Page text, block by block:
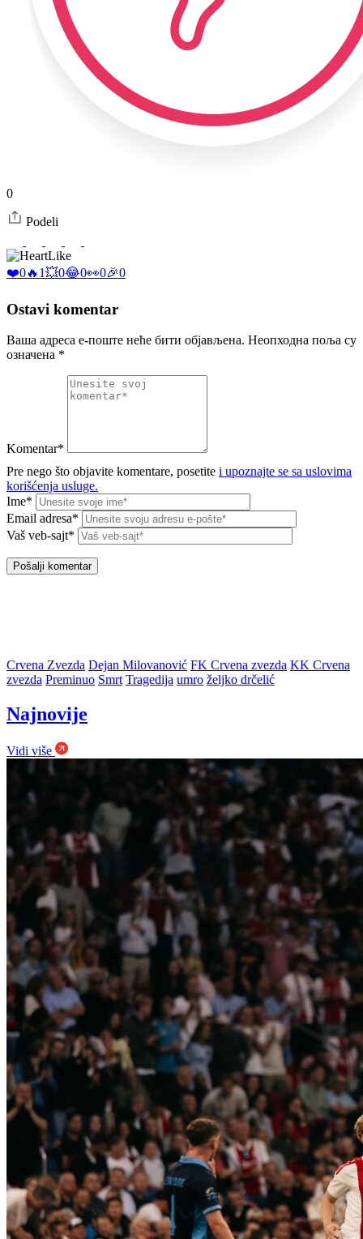
0
Podeli
Like
❤️0🔥 1💥0😂0👀0🎉0
Ostavi komentar
Ваша адреса е-поште неће бити објављена. Неопходна поља су
означена *
Komentar*
Pre nego što objavite komentare, posetite i upoznajte se sa uslovima
korišćenja usluge.
Ime*
Email adresa*
Vaš veb-sajt*
Crvena Zvezda Dejan Milovanović FK Crvena zvezda KK Crvena
zvezda Preminuo Smrt Tragedija umro željko drčelić
Najnovije
Vidi više